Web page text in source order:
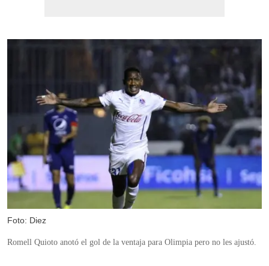
Foto: Diez
Romell Quioto anotó el gol de la ventaja para Olimpia pero no les ajustó.